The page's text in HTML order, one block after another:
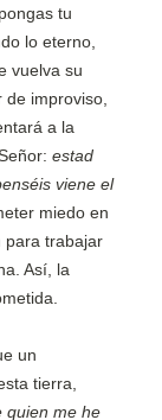
tu
lo eterno,
vuelva su
improviso,
a la
estad
viene el
miedo en
para trabajar
Así, la
un
tierra,
quien me he